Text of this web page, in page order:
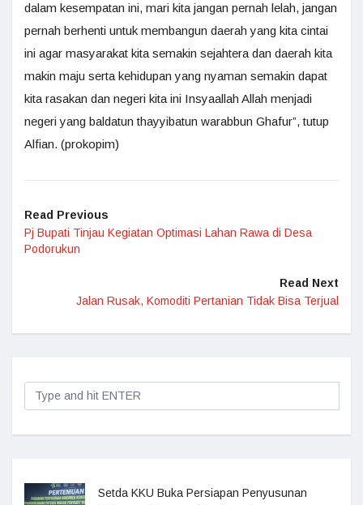
dalam kesempatan ini, mari kita jangan pernah lelah, jangan
pernah berhenti untuk membangun daerah yang kita cintai
ini agar masyarakat kita semakin sejahtera dan daerah kita
makin maju serta kehidupan yang nyaman semakin dapat
kita rasakan dan negeri kita ini Insyaallah Allah menjadi
negeri yang baldatun thayyibatun warabbun Ghafur”, tutup
Alfian. (prokopim)
Read Previous
Pj Bupati Tinjau Kegiatan Optimasi Lahan Rawa di Desa
Podorukun
Read Next
Jalan Rusak, Komoditi Pertanian Tidak Bisa Terjual
Setda KKU Buka Persiapan Penyusunan